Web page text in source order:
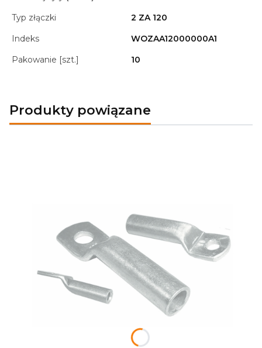
Typ złączki
2 ZA 120
Indeks
WOZAA12000000A1
Pakowanie [szt.]
10
Produkty powiązane